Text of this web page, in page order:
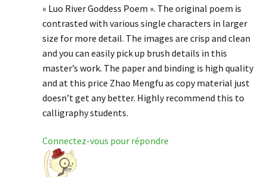
« Luo River Goddess Poem ». The original poem is
contrasted with various single characters in larger
size for more detail. The images are crisp and clean
and you can easily pick up brush details in this
master’s work. The paper and binding is high quality
and at this price Zhao Mengfu as copy material just
doesn’t get any better. Highly recommend this to
calligraphy students.
Connectez-vous pour répondre